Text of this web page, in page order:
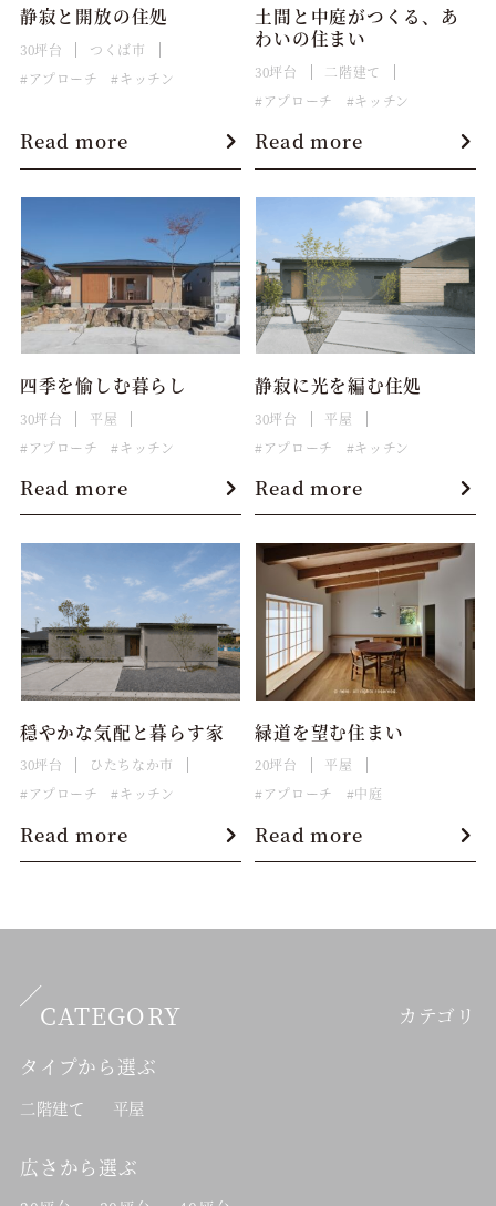
静寂と開放の住処
30坪台
つくば市
アプローチ
キッチン
Read more
土間と中庭がつくる、あ
わいの住まい
30坪台
二階建て
アプローチ
キッチン
Read more
四季を愉しむ暮らし
30坪台
平屋
アプローチ
キッチン
Read more
静寂に光を編む住処
30坪台
平屋
アプローチ
キッチン
Read more
穏やかな気配と暮らす家
30坪台
ひたちなか市
アプローチ
キッチン
Read more
緑道を望む住まい
20坪台
平屋
アプローチ
中庭
Read more
CATEGORY
カテゴリ
タイプから選ぶ
二階建て 平屋
広さから選ぶ